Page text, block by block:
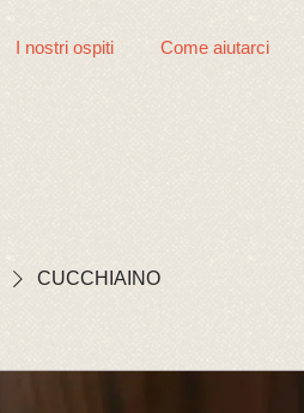
I nostri ospiti Come aiutarci
CUCCHIAINO